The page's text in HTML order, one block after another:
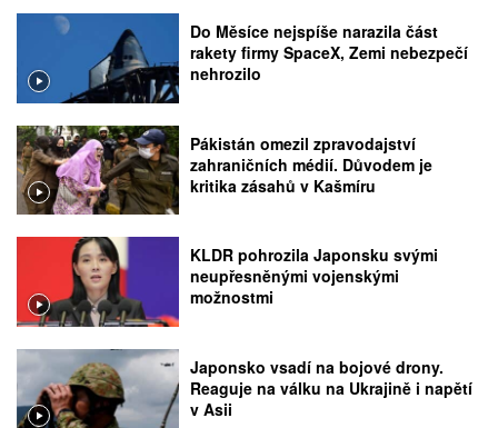
Do Měsíce nejspíše narazila část
rakety firmy SpaceX, Zemi nebezpečí
nehrozilo
Pákistán omezil zpravodajství
zahraničních médií. Důvodem je
kritika zásahů v Kašmíru
KLDR pohrozila Japonsku svými
neupřesněnými vojenskými
možnostmi
Japonsko vsadí na bojové drony.
Reaguje na válku na Ukrajině i napětí
v Asii